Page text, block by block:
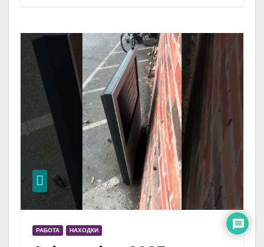
РАБОТА НАХОДКИ